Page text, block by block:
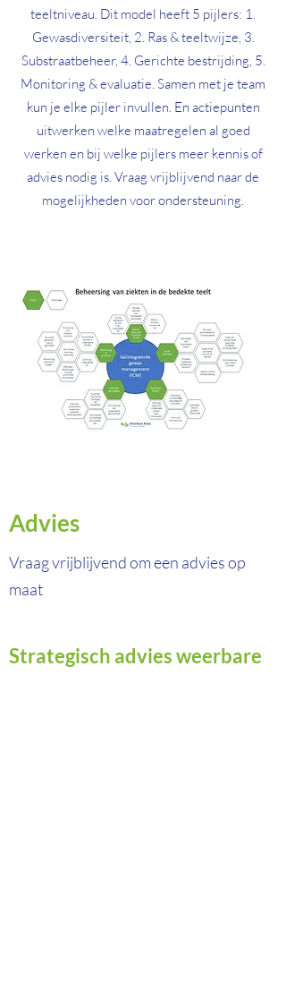
teeltniveau. Dit model heeft 5 pijlers: 1.
Gewasdiversiteit, 2. Ras & teeltwijze, 3.
Substraatbeheer, 4. Gerichte bestrijding, 5.
Monitoring & evaluatie. Samen met je team
kun je elke pijler invullen. En actiepunten
uitwerken welke maatregelen al goed
werken en bij welke pijlers meer kennis of
advies nodig is. Vraag vrijblijvend naar de
mogelijkheden voor ondersteuning.
Advies
Vraag vrijblijvend om een advies op
maat
Strategisch advies weerbare